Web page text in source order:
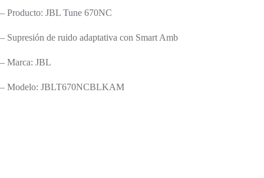
– Producto: JBL Tune 670NC
– Supresión de ruido adaptativa con Smart Amb
– Marca: JBL
– Modelo: JBLT670NCBLKAM